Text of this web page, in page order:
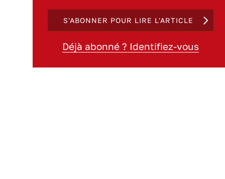
S'ABONNER POUR LIRE L'ARTICLE
Déjà abonné ? Identifiez-vous